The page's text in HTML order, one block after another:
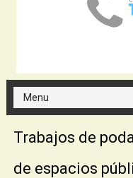
Trabajos de
de espacios